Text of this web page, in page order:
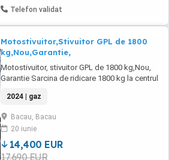
Telefon validat
Motostivuitor,Stivuitor GPL de 1800
kg,Nou,Garantie,
Motostivuitor, stivuitor GPL de 1800 kg,Nou,
Garantie Sarcina de ridicare 1800 kg la centrul
3300mm. Catarg triplex. Lungimea furcilor de
1220 mm. Motor japonez. Anvelope solide.
Distribuitor hidraulic cu 4 cai.Translatie
sarcina stanga-dreapta Girofar.Avertizor ...
2024 | gaz
Bacau, Bacau
20 iunie
14,400 EUR
17,690 EUR